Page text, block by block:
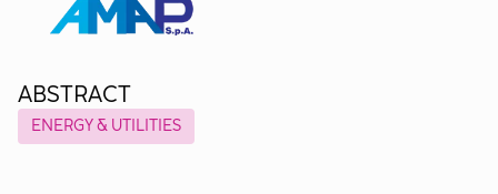
ABSTRACT
ENERGY & UTILITIES